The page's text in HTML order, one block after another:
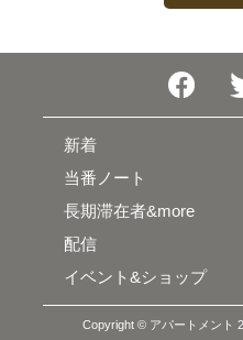
新着
当番ノート
長期滞在者&more
配信
イベント&ショップ
Copyright © アパートメント